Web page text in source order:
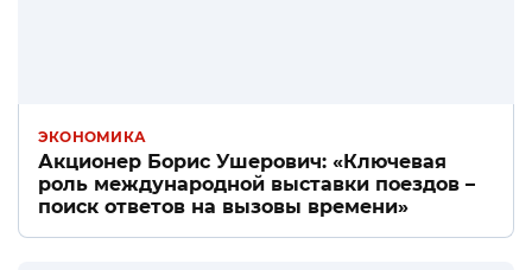
ЭКОНОМИКА
Акционер Борис Ушерович: «Ключевая
роль международной выставки поездов –
поиск ответов на вызовы времени»